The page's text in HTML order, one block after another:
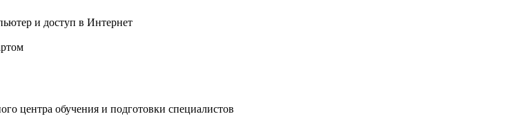
и доступ в Интернет
центра обучения и подготовки специалистов